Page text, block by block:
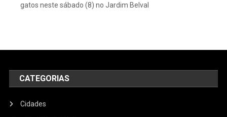
gatos neste sábado (8) no Jardim Belval
CATEGORIAS
Cidades